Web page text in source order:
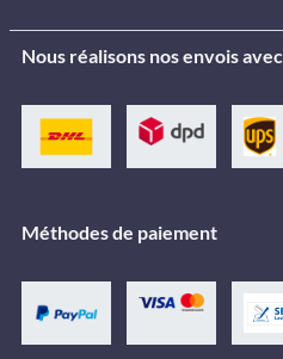
Nous réalisons nos envois avec
Méthodes de paiement